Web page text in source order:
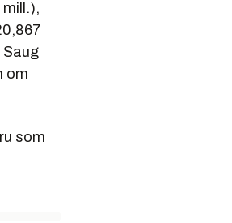
mill.),
Saug
om
som